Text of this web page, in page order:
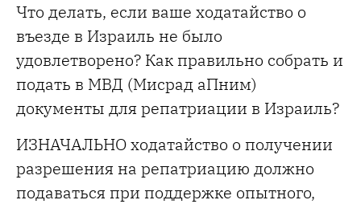
Что делать, если ваше ходатайство о
въезде в Израиль не было
удовлетворено? Как правильно собрать и
подать в МВД (Мисрад аПним)
документы для репатриации в Израиль?
ИЗНАЧАЛЬНО ходатайство о получении
разрешения на репатриацию должно
подаваться при поддержке опытного,